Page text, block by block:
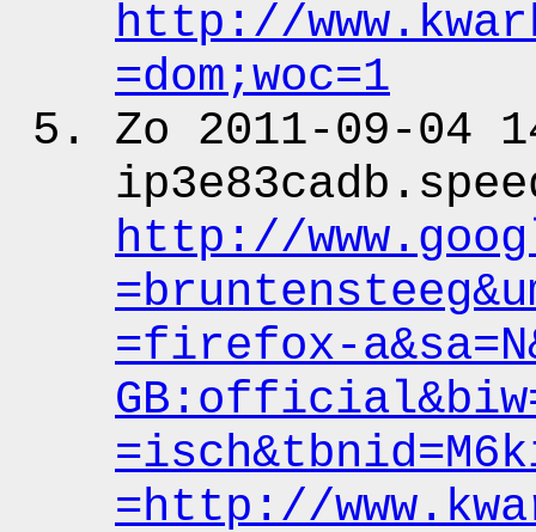
http://
=dom;woc=1
Zo 2011-09-04
http://
=firefox-a&sa
GB:official&biw
=isch&tbnid
=http://